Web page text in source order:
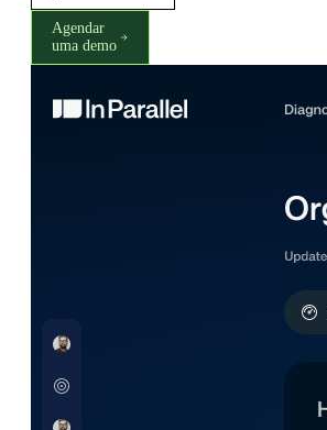
Agendar
uma demo